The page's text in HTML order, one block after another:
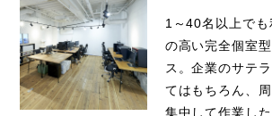
1～40名以上で
の高い完全個室
ス。企業のサテ
てはもちろん、
集中して作業した